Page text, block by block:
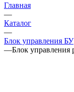
Главная
—
Каталог
—
Блок управления БУ
—Блок